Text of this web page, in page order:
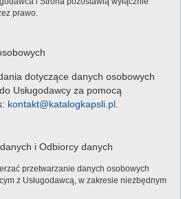
prawo.
dotyczące danych osobowych
Usługodawcy za pomocą
kontakt@katalogkapsli.pl
i Odbiorcy danych
przetwarzanie danych osobowych
z Usługodawcą, w zakresie niezbędnym